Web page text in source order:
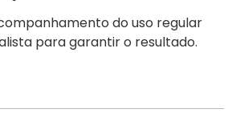
do uso regular
para garantir o resultado.